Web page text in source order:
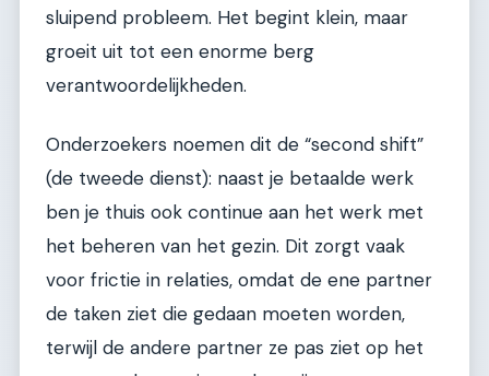
sluipend probleem. Het begint klein, maar
groeit uit tot een enorme berg
verantwoordelijkheden.
Onderzoekers noemen dit de “second shift”
(de tweede dienst): naast je betaalde werk
ben je thuis ook continue aan het werk met
het beheren van het gezin. Dit zorgt vaak
voor frictie in relaties, omdat de ene partner
de taken ziet die gedaan moeten worden,
terwijl de andere partner ze pas ziet op het